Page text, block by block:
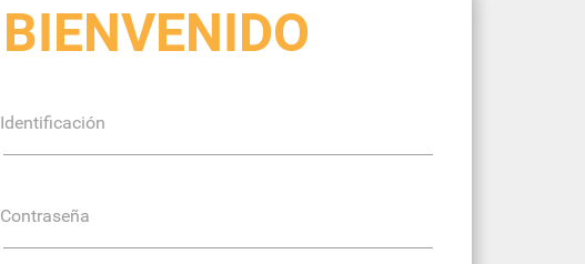
BIENVENIDO
Identificación
Contraseña